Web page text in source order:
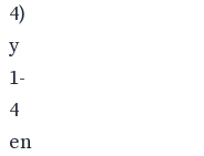
4)
y
1-
4
en